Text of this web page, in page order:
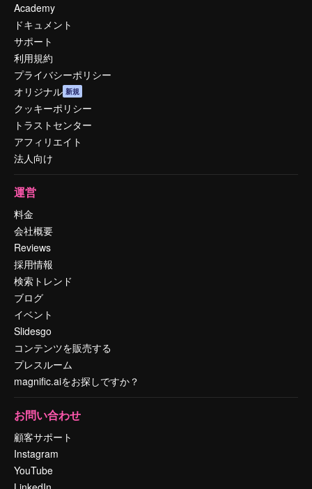
Academy
ドキュメント
サポート
利用規約
プライバシーポリシー
オリジナル 新規
クッキーポリシー
トラストセンター
アフィリエイト
法人向け
運営
料金
会社概要
Reviews
採用情報
検索トレンド
ブログ
イベント
Slidesgo
コンテンツを販売する
プレスルーム
magnific.aiをお探しですか？
お問い合わせ
顧客サポート
Instagram
YouTube